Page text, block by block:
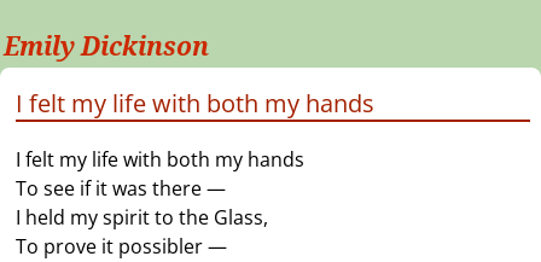
Emily Dickinson
I felt my life with both my hands
I felt my life with both my hands
To see if it was there —
I held my spirit to the Glass,
To prove it possibler —